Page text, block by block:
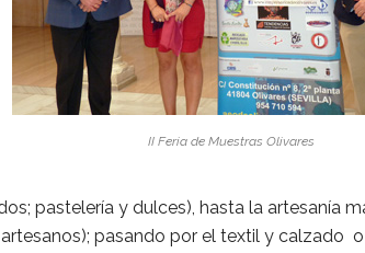
II Feria de Muestras Olivares
pastelería y dulces), hasta la artesanía
pasando por el textil y calzado